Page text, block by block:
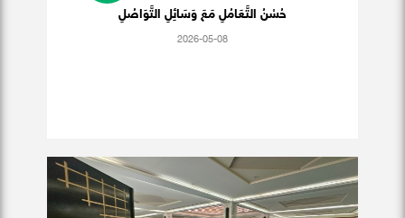
حُسْنُ التَّعَامُلِ مَعَ وَسَائِلِ التَّوَاصُلِ
2026-05-08